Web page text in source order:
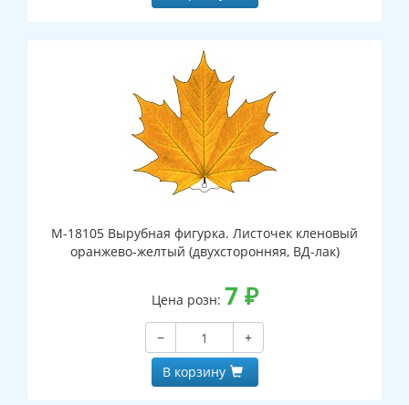
М-18105 Вырубная фигурка. Листочек кленовый
оранжево-желтый (двухсторонняя, ВД-лак)
Цена розн: 7 ₽
−
+
В корзину